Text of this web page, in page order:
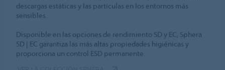
descargas estáticas y las partículas en los entornos más
sensibles.
Disponible en las opciones de rendimiento SD y EC, Sphera
SD | EC garantiza las más altas propiedades higiénicas y
proporciona un control ESD permanente.